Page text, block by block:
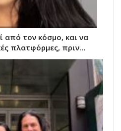
από τον κόσμο, και να
πλατφόρμες, πριν…